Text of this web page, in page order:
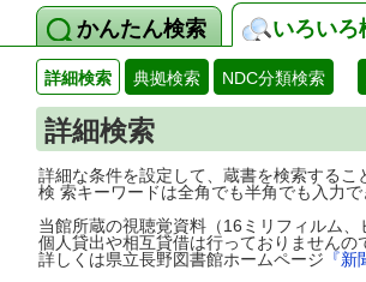
かんたん検索 いろいろ
詳細検索 典拠検索 NDC分類検索
詳細検索
詳細な条件を設定して、蔵書を検索するこ
検 索キーワードは全角でも半角でも入力で
当館所蔵の視聴覚資料（16ミリフィルム
個人貸出や相互貸借は行っておりませんの
詳しくは県立長野図書館ホームページ 『